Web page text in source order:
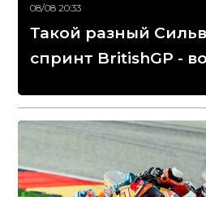
08/08 20:33
Такой разный
спринт BritishGP -